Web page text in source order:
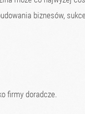
biznesów,
firmy doradcze.